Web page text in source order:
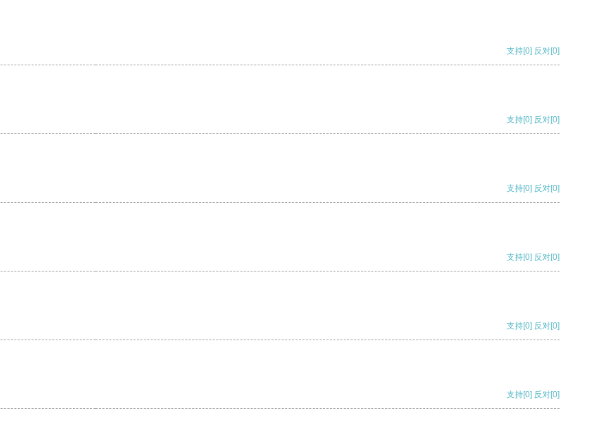
支持[0] 反对[0]
支持[0] 反对[0]
支持[0] 反对[0]
支持[0] 反对[0]
支持[0] 反对[0]
支持[0] 反对[0]